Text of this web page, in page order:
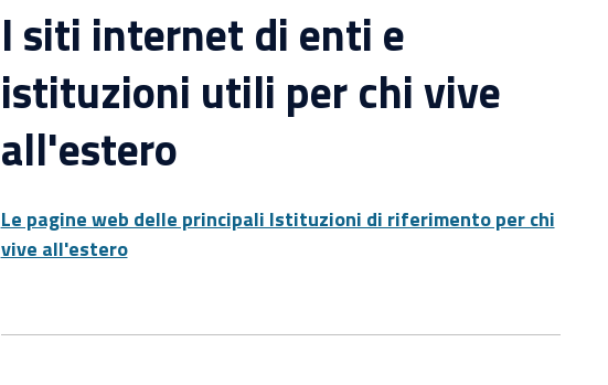
I siti internet di enti e
istituzioni utili per chi vive
all'estero
Le pagine web delle principali Istituzioni di riferimento per chi
vive all'estero